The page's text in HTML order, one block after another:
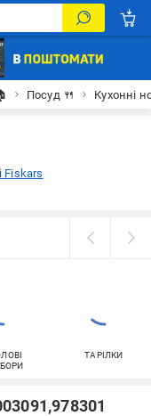
Посуд 🍴 Кухонні
Fiskars
ТАРІЛКИ